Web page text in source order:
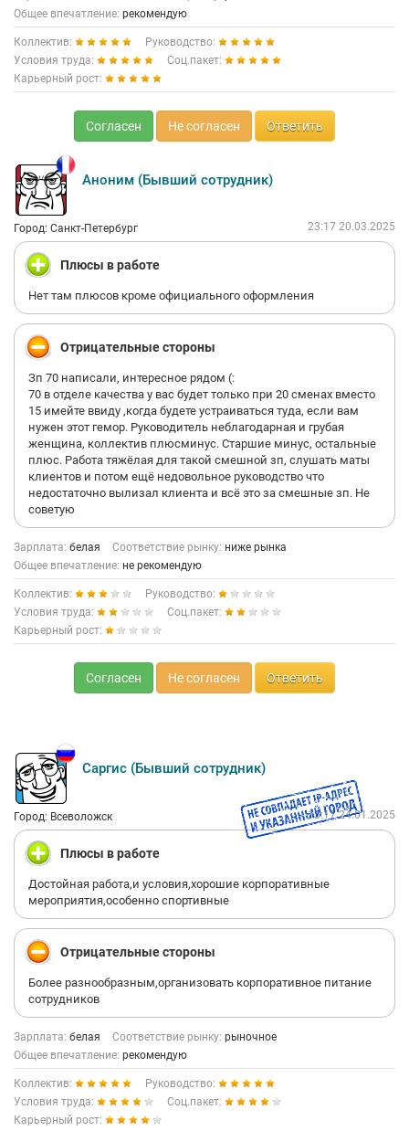
Общее впечатление: рекомендую
Коллектив:
Руководство:
Условия труда:
Соц.пакет:
Карьерный рост:
Согласен Не согласен Ответить
Аноним (Бывший сотрудник)
Город: Санкт-Петербург 23:17 20.03.2025
Плюсы в работе
Нет там плюсов кроме официального оформления
Отрицательные стороны
Зп 70 написали, интересное рядом (:
70 в отделе качества у вас будет только при 20 сменах вместо
15 имейте ввиду ,когда будете устраиваться туда, если вам
нужен этот гемор. Руководитель неблагодарная и грубая
женщина, коллектив плюсминус. Старшие минус, остальные
плюс. Работа тяжёлая для такой смешной зп, слушать маты
клиентов и потом ещё недовольное руководство что
недостаточно вылизал клиента и всё это за смешные зп. Не
советую
Зарплата: белая Соответствие рынку: ниже рынка
Общее впечатление: не рекомендую
Коллектив:
Руководство:
Условия труда:
Соц.пакет:
Карьерный рост:
Согласен Не согласен Ответить
Саргис (Бывший сотрудник)
Город: Всеволожск 13:17 24.01.2025
Плюсы в работе
Достойная работа,и условия,хорошие корпоративные
мероприятия,особенно спортивные
Отрицательные стороны
Более разнообразным,организовать корпоративное питание
сотрудников
Зарплата: белая Соответствие рынку: рыночное
Общее впечатление: рекомендую
Коллектив:
Руководство:
Условия труда:
Соц.пакет:
Карьерный рост: